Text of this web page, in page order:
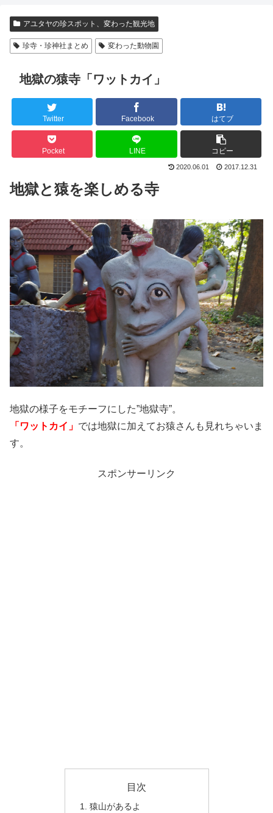
アユタヤの珍スポット、変わった観光地
珍寺・珍神社まとめ 変わった動物園
地獄の猿寺「ワットカイ」
Twitter Facebook はてブ
Pocket LINE コピー
2020.06.01 2017.12.31
地獄と猿を楽しめる寺
地獄の様子をモチーフにした”地獄寺”。
「ワットカイ」 では地獄に加えてお猿さんも見れちゃいま
す。
スポンサーリンク
目次
猿山があるよ